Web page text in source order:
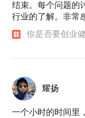
结束。每个问题的
行业的了解。非常
你是否要创业
耀扬
一个小时的时间里